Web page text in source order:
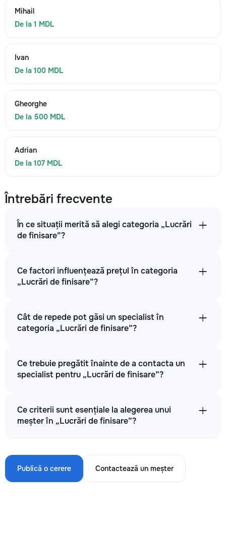
Mihail
De la 1 MDL
Ivan
De la 100 MDL
Gheorghe
De la 500 MDL
Adrian
De la 107 MDL
Întrebări frecvente
În ce situații merită să alegi categoria „Lucrări
de finisare”?
Ce factori influențează prețul în categoria
„Lucrări de finisare”?
Cât de repede pot găsi un specialist în
categoria „Lucrări de finisare”?
Ce trebuie pregătit înainte de a contacta un
specialist pentru „Lucrări de finisare”?
Ce criterii sunt esențiale la alegerea unui
meșter în „Lucrări de finisare”?
Publică o cerere Contactează un meșter